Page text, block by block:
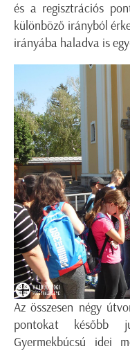
és a regisztrációs
különböző irányból
irányába haladva is
Az összesen négy
pontokat később
Gyermekbúcsú idei